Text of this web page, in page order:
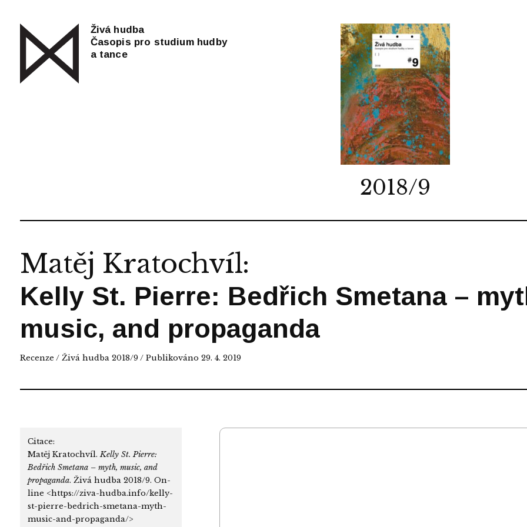
Živá hudba
Časopis pro studium hudby
a tance
2018/9
Matěj Kratochvíl:
Kelly St. Pierre: Bedřich Smetana –
music, and propaganda
Recenze / Živá hudba 2018/9/ Publikováno 29. 4. 2019
Citace:
Matěj Kratochvíl.Kelly St. Pierre:
Bedřich Smetana – myth, music, and
propaganda. Živá hudba 2018/9. On-
line <https://ziva-hudba.info/kelly-
st-pierre-bedrich-smetana-myth-
music-and-propaganda/>